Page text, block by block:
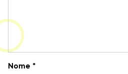
Nome *